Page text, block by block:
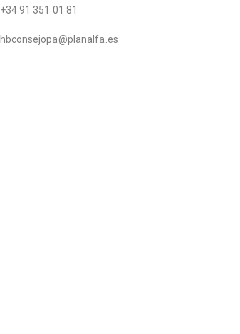
+34 91 351 01 81
hbconsejopa@planalfa.es